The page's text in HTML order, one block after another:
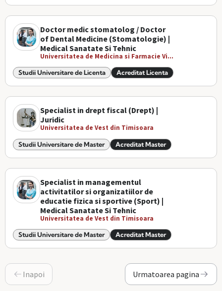
Doctor medic stomatolog / Doctor
of Dental Medicine (Stomatologie) |
Medical Sanatate Si Tehnic
Universitatea de Medicina si Farmacie Vi...
Studii Universitare de Licenta Acreditat Licenta
Specialist in drept fiscal (Drept) |
Juridic
Universitatea de Vest din Timisoara
Studii Universitare de Master Acreditat Master
Specialist in managementul
activitatilor si organizatiilor de
educatie fizica si sportive (Sport) |
Medical Sanatate Si Tehnic
Universitatea de Vest din Timisoara
Studii Universitare de Master Acreditat Master
Inapoi Urmatoarea pagina